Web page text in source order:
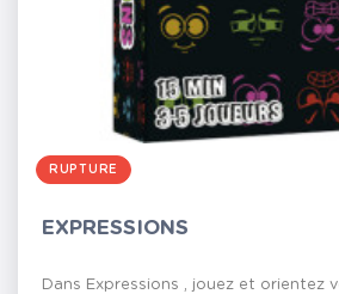
RUPTURE
EXPRESSIONS
Dans Expressions , jouez et orientez